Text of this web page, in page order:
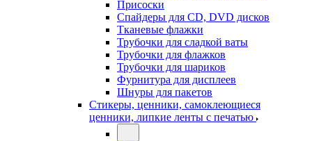
Присоски
Спайдеры для CD, DVD дисков
Тканевые флажки
Трубочки для сладкой ваты
Трубочки для флажков
Трубочки для шариков
Фурнитура для дисплеев
Шнуры для пакетов
Стикеры, ценники, самоклеющиеся
ценники, липкие ленты с печатью